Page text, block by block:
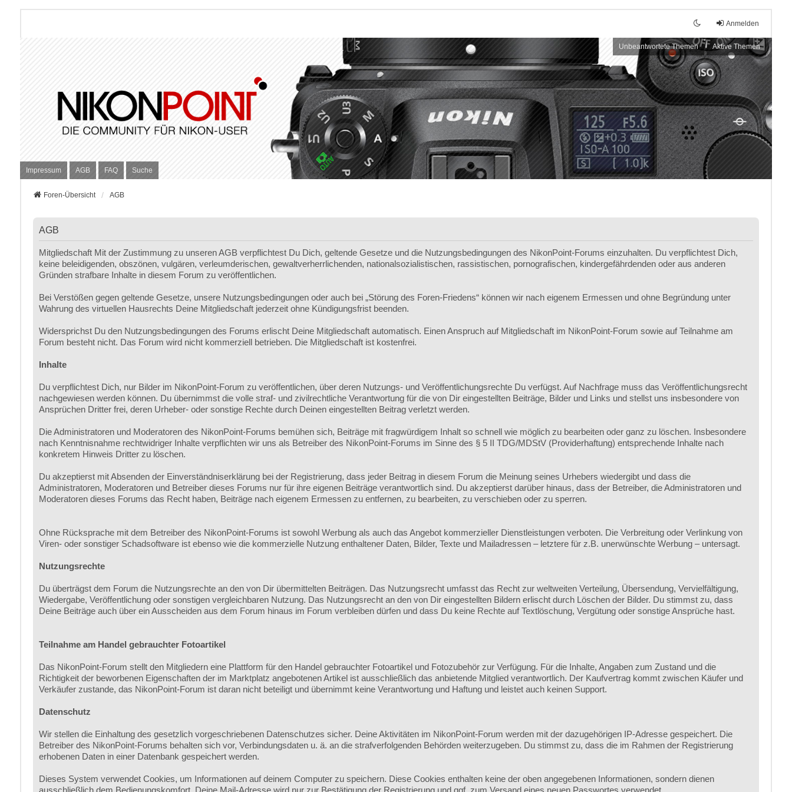
Anmelden
Unbeantwortete Themen Aktive Themen
Impressum AGB FAQ Suche
Foren-Übersicht AGB
AGB
Mitgliedschaft Mit der Zustimmung zu unseren AGB verpflichtest Du Dich, geltende Gesetze und die Nutzungsbedingungen des NikonPoint-Forums einzuhalten. Du verpflichtest Dich,
keine beleidigenden, obszönen, vulgären, verleumderischen, gewaltverherrlichenden, nationalsozialistischen, rassistischen, pornografischen, kindergefährdenden oder aus anderen
Gründen strafbare Inhalte in diesem Forum zu veröffentlichen.
Bei Verstößen gegen geltende Gesetze, unsere Nutzungsbedingungen oder auch bei „Störung des Foren-Friedens“ können wir nach eigenem Ermessen und ohne Begründung unter
Wahrung des virtuellen Hausrechts Deine Mitgliedschaft jederzeit ohne Kündigungsfrist beenden.
Widersprichst Du den Nutzungsbedingungen des Forums erlischt Deine Mitgliedschaft automatisch. Einen Anspruch auf Mitgliedschaft im NikonPoint-Forum sowie auf Teilnahme am
Forum besteht nicht. Das Forum wird nicht kommerziell betrieben. Die Mitgliedschaft ist kostenfrei.
Inhalte
Du verpflichtest Dich, nur Bilder im NikonPoint-Forum zu veröffentlichen, über deren Nutzungs- und Veröffentlichungsrechte Du verfügst. Auf Nachfrage muss das Veröffentlichungsrecht
nachgewiesen werden können. Du übernimmst die volle straf- und zivilrechtliche Verantwortung für die von Dir eingestellten Beiträge, Bilder und Links und stellst uns insbesondere von
Ansprüchen Dritter frei, deren Urheber- oder sonstige Rechte durch Deinen eingestellten Beitrag verletzt werden.
Die Administratoren und Moderatoren des NikonPoint-Forums bemühen sich, Beiträge mit fragwürdigem Inhalt so schnell wie möglich zu bearbeiten oder ganz zu löschen. Insbesondere
nach Kenntnisnahme rechtwidriger Inhalte verpflichten wir uns als Betreiber des NikonPoint-Forums im Sinne des § 5 II TDG/MDStV (Providerhaftung) entsprechende Inhalte nach
konkretem Hinweis Dritter zu löschen.
Du akzeptierst mit Absenden der Einverständniserklärung bei der Registrierung, dass jeder Beitrag in diesem Forum die Meinung seines Urhebers wiedergibt und dass die
Administratoren, Moderatoren und Betreiber dieses Forums nur für ihre eigenen Beiträge verantwortlich sind. Du akzeptierst darüber hinaus, dass der Betreiber, die Administratoren und
Moderatoren dieses Forums das Recht haben, Beiträge nach eigenem Ermessen zu entfernen, zu bearbeiten, zu verschieben oder zu sperren.
Ohne Rücksprache mit dem Betreiber des NikonPoint-Forums ist sowohl Werbung als auch das Angebot kommerzieller Dienstleistungen verboten. Die Verbreitung oder Verlinkung von
Viren- oder sonstiger Schadsoftware ist ebenso wie die kommerzielle Nutzung enthaltener Daten, Bilder, Texte und Mailadressen – letztere für z.B. unerwünschte Werbung – untersagt.
Nutzungsrechte
Du überträgst dem Forum die Nutzungsrechte an den von Dir übermittelten Beiträgen. Das Nutzungsrecht umfasst das Recht zur weltweiten Verteilung, Übersendung, Vervielfältigung,
Wiedergabe, Veröffentlichung oder sonstigen vergleichbaren Nutzung. Das Nutzungsrecht an den von Dir eingestellten Bildern erlischt durch Löschen der Bilder. Du stimmst zu, dass
Deine Beiträge auch über ein Ausscheiden aus dem Forum hinaus im Forum verbleiben dürfen und dass Du keine Rechte auf Textlöschung, Vergütung oder sonstige Ansprüche hast.
Teilnahme am Handel gebrauchter Fotoartikel
Das NikonPoint-Forum stellt den Mitgliedern eine Plattform für den Handel gebrauchter Fotoartikel und Fotozubehör zur Verfügung. Für die Inhalte, Angaben zum Zustand und die
Richtigkeit der beworbenen Eigenschaften der im Marktplatz angebotenen Artikel ist ausschließlich das anbietende Mitglied verantwortlich. Der Kaufvertrag kommt zwischen Käufer und
Verkäufer zustande, das NikonPoint-Forum ist daran nicht beteiligt und übernimmt keine Verantwortung und Haftung und leistet auch keinen Support.
Datenschutz
Wir stellen die Einhaltung des gesetzlich vorgeschriebenen Datenschutzes sicher. Deine Aktivitäten im NikonPoint-Forum werden mit der dazugehörigen IP-Adresse gespeichert. Die
Betreiber des NikonPoint-Forums behalten sich vor, Verbindungsdaten u. ä. an die strafverfolgenden Behörden weiterzugeben. Du stimmst zu, dass die im Rahmen der Registrierung
erhobenen Daten in einer Datenbank gespeichert werden.
Dieses System verwendet Cookies, um Informationen auf deinem Computer zu speichern. Diese Cookies enthalten keine der oben angegebenen Informationen, sondern dienen
ausschließlich dem Bedienungskomfort. Deine Mail-Adresse wird nur zur Bestätigung der Registrierung und ggf. zum Versand eines neuen Passwortes verwendet.